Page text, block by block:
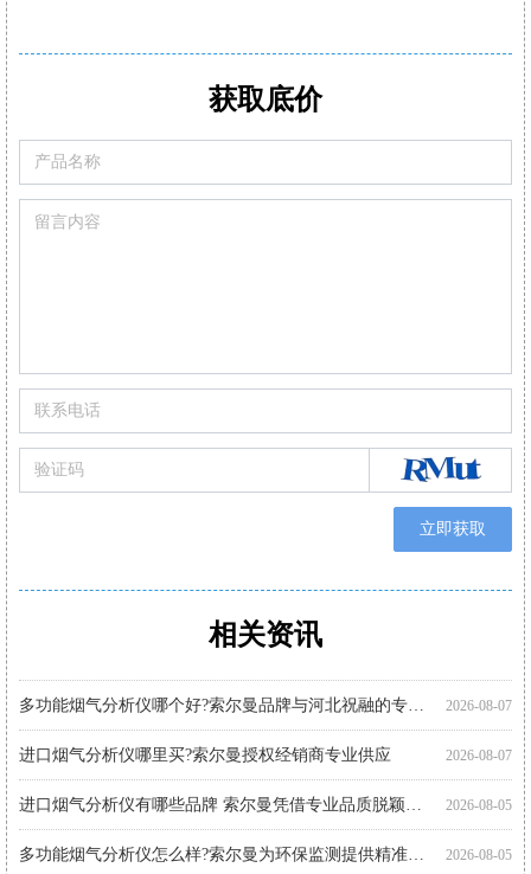
标配2或3组气体传感器O2,CO,和Low NO/Low NOx
可现场更换的预校准智能型传感器
可设置停止气泵，保护CO传感器中毒
适用于不同锅炉,窑炉烟气检
支持2-6组气体传感器:O2,CO-H2,NO,Low NO,NO2Low NO2,SO2,Low
CO自动稀释和保护量程
满足高精度氮氧化物/二氧化
立即获取
获取底价
相关资讯
购买便携式烟气分析仪注意事项 索尔曼品质之选
2026-08-07
2026-08-07
进口烟气分析仪哪里买?索尔曼授权经销商专业供应
2026-08-05
2026-08-05
便携烟气分析仪代理厂家优选：河北祝融环境科技
智能烟气分析仪有哪些品牌?索尔曼法国进口实力展现
进口烟气分析仪多少钱?推荐关注索尔曼进口品牌
手持式烟气分析仪哪个好?索尔曼品牌成行业优选
智能烟气分析仪哪个好?索尔曼以专业实力给出答案
索尔曼烟气分析仪使用步骤详解，专业操作指南看这里
烟气分析仪怎么选?进口仪器选购要点科普
手持烟气分析仪厂家代理推荐：索尔曼与河北祝融环境
多功能烟气分析仪使用注意事项：操作指南